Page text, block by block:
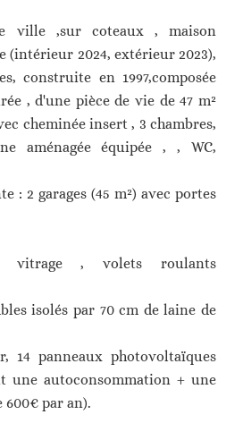
ville ,sur coteaux , maison
(intérieur 2024, extérieur 2023),
construite en 1997,composée
, d'une pièce de vie de 47 m²
cheminée insert , 3 chambres,
aménagée équipée , , WC,
: 2 garages (45 m²) avec portes
vitrage , volets roulants
isolés par 70 cm de laine de
14 panneaux photovoltaïques
une autoconsommation + une
600€ par an).